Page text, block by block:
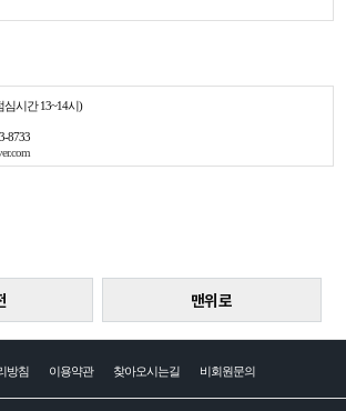
심시간 13~14시)
8733
맨위로
방침 이용약관 찾아오시는길 비회원문의